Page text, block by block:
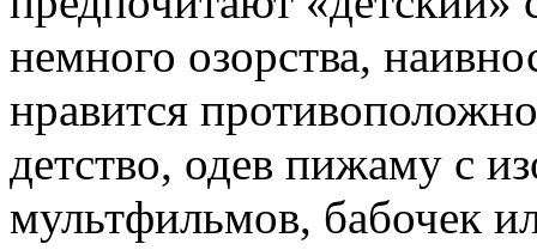
немного озорства,
нравится
детство, одев пижаму с
мультфильмов, бабочек